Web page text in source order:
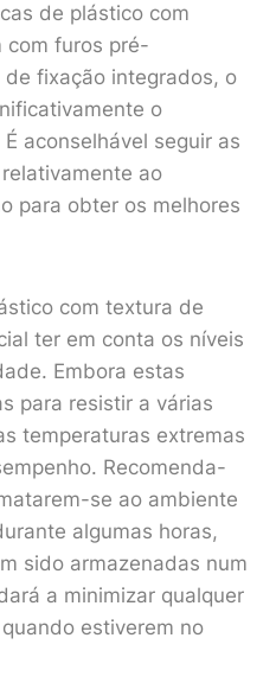
de plástico com
com furos pré-
fixação integrados, o
o
aconselhável seguir as
ao
para obter os melhores
com textura de
ter em conta os níveis
Embora estas
para resistir a várias
temperaturas extremas
Recomenda-
se ao ambiente
algumas horas,
sido armazenadas num
a minimizar qualquer
estiverem no